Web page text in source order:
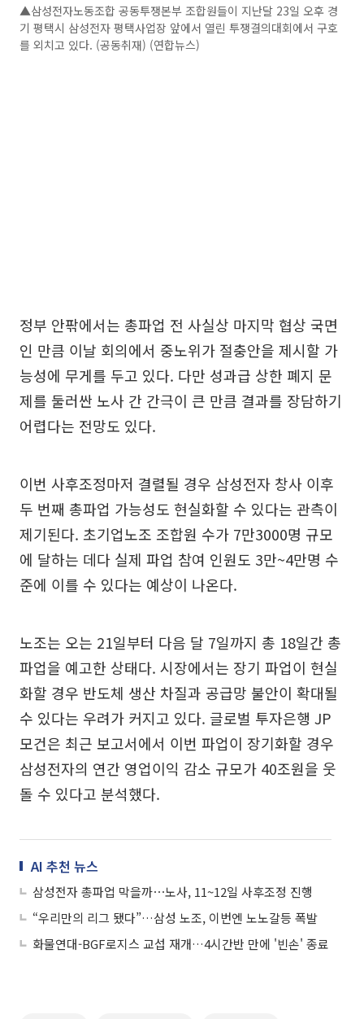
▲삼성전자노동조합 공동투쟁본부 조합원들이 지난달 23일 오후 경
기 평택시 삼성전자 평택사업장 앞에서 열린 투쟁결의대회에서 구호
를 외치고 있다. (공동취재) (연합뉴스)
정부 안팎에서는 총파업 전 사실상 마지막 협상 국면
인 만큼 이날 회의에서 중노위가 절충안을 제시할 가
능성에 무게를 두고 있다. 다만 성과급 상한 폐지 문
제를 둘러싼 노사 간 간극이 큰 만큼 결과를 장담하기
어렵다는 전망도 있다.
이번 사후조정마저 결렬될 경우 삼성전자 창사 이후
두 번째 총파업 가능성도 현실화할 수 있다는 관측이
제기된다. 초기업노조 조합원 수가 7만3000명 규모
에 달하는 데다 실제 파업 참여 인원도 3만~4만명 수
준에 이를 수 있다는 예상이 나온다.
노조는 오는 21일부터 다음 달 7일까지 총 18일간 총
파업을 예고한 상태다. 시장에서는 장기 파업이 현실
화할 경우 반도체 생산 차질과 공급망 불안이 확대될
수 있다는 우려가 커지고 있다. 글로벌 투자은행 JP
모건은 최근 보고서에서 이번 파업이 장기화할 경우
삼성전자의 연간 영업이익 감소 규모가 40조원을 웃
돌 수 있다고 분석했다.
AI 추천 뉴스
삼성전자 총파업 막을까⋯노사, 11~12일 사후조정 진행
“우리만의 리그 됐다”…삼성 노조, 이번엔 노노갈등 폭발
화물연대-BGF로지스 교섭 재개…4시간반 만에 '빈손' 종료